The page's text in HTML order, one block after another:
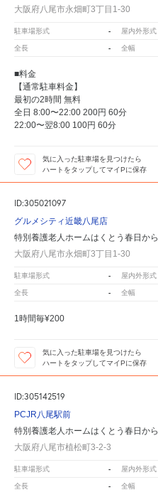
大阪府八尾市永畑町3丁目1-30
駐車場形式 - 屋内外形式
全長 - 全幅
■料金
【通常駐車料金】
最初の2時間 無料
全日 8:00〜22:00 200円 60分
22:00〜翌8:00 100円 60分
気に入った駐車場を見つけたら
ハートをタップしてマイPに保存
ID:305021097
グルメシティ近畿八尾店
特別養護老人ホームはくとう春日から
大阪府八尾市永畑町3丁目1-30
駐車場形式 - 屋内外形式
全長 - 全幅
1時間毎¥200
気に入った駐車場を見つけたら
ハートをタップしてマイPに保存
ID:305142519
PCJR八尾駅前
特別養護老人ホームはくとう春日から
大阪府八尾市植松町3-2-3
駐車場形式 - 屋内外形式
全長 - 全幅